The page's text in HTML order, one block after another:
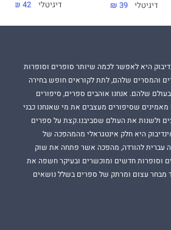
דיגיטלי 39 ₪
דיגיטלי 42 ₪
היא לאפשר לכמה שיותר סופרים וסופרות
והמסרים שלהם, לתת לקוראים חופש בחירה
שלהם. אנחנו אוהבים ספרים, סיפורים
מאמינים שסיפורים מעצבים את מי שאנחנו כבני
ולשנות את העולם שסביבנו.קצת על ספרים
היא חלק אינטגראלי מהמהפכה של
עברית להורדה, מהפכה אשר פתחה את שוק
וסופרות חדשים ומוכשרים ובעיקר חשפה את
מבחר עצום ומרתק של ספרים בשלל נושאים